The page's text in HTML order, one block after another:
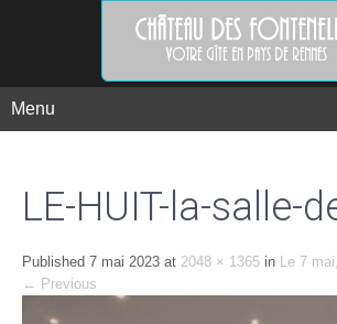
Menu
LE-HUIT-la-salle-
Published 7 mai 2023 at 2048 × 1365 in Le 7
← Previous